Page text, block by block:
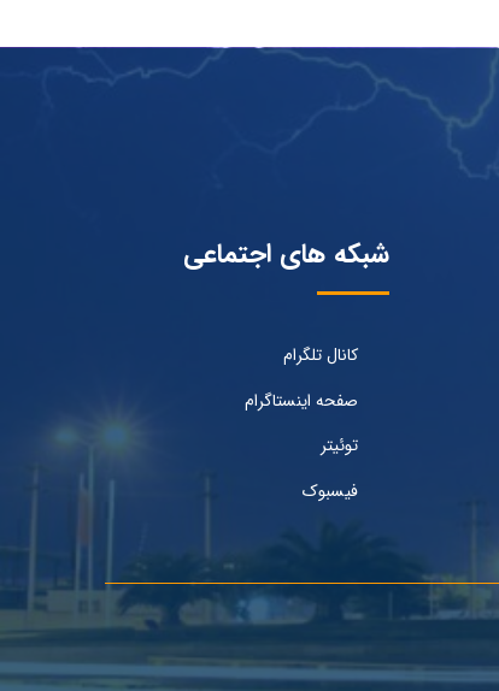
شبکه های اجتماعی
کانال تلگرام
صفحه اینستاگرام
توئیتر
فیسبوک